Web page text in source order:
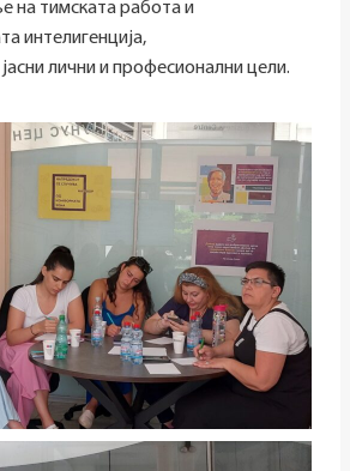
на тимската работа и
интелигенција,
лични и професионални цели.